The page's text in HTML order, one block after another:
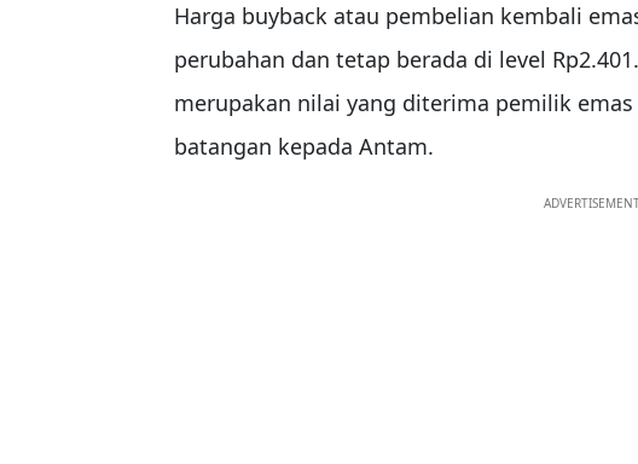
Harga buyback atau pembelian kembali
perubahan dan tetap berada di level
merupakan nilai yang diterima pemilik
batangan kepada Antam.